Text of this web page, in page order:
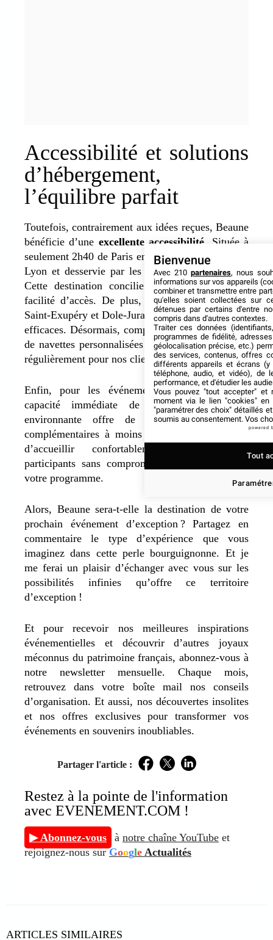
Accessibilité et solutions
d’hébergement,
l’équilibre parfait
Toutefois, contrairement aux idées reçues, Beaune
bénéficie d’une excellente accessibilité
Située à
seulement 2h40 de Paris en TGV, à 45 minutes de
Lyon et desservie par les autoroutes A6 et A31.
Cette destination concilie charme provincial et
facilité d’accès. De plus, les aéroports de Lyon
Saint-Exupéry et Dole-Jura offrent des connexions
efficaces. Désormais, complétées par des services
de navettes personnalisées que nous coordonnons
régulièrement pour nos clients.
Enfin, pour les événements qui dépassent la
capacité immédiate de Beaune. La région
environnante offre de nombreuses solutions
complémentaires à moins de 30 minutes. À fin
d’accueillir confortablement jusqu’à 500
participants sans compromettre la cohérence de
votre programme.
Alors, Beaune sera-t-elle la destination de votre
prochain événement d’exception ? Partagez en
commentaire le type d’expérience que vous
imaginez dans cette perle bourguignonne. Et je
me ferai un plaisir d’échanger avec vous sur les
possibilités infinies qu’offre ce territoire
d’exception !
Et pour recevoir nos meilleures inspirations
événementielles et découvrir d’autres joyaux
méconnus du patrimoine français, abonnez-vous à
notre newsletter mensuelle. Chaque mois,
retrouvez dans votre boîte mail nos conseils
d’organisation. Et aussi, nos découvertes insolites
et nos offres exclusives pour transformer vos
événements en souvenirs inoubliables.
Partager l'article : Facebook
TwitterLinkedIn
Restez à la pointe de l'information
avec EVENEMENT.COM !
▶ Abonnez-vous à notre chaîne YouTube et
rejoignez-nous surGoogle Actualités
ARTICLES SIMILAIRES
Bienvenue
Avec 210 partenaires, nous
informations sur vos appareils
combiner et transmettre entre
qu'elles soient collectées sur
détenues par certains d'entre
compris dans d'autres contextes.
Traiter ces données
programmes de fidélité,
géolocalisation précise, etc.)
des services, contenus, offres
différents appareils et écrans (y
téléphone, audio, et vidéo), de
performance, et d'étudier les
Vous pouvez "tout accepter" et
moment via le lien "cookies" en
"paramétrer des choix" détaillés
soumis au consentement. Vos
powered
Tout